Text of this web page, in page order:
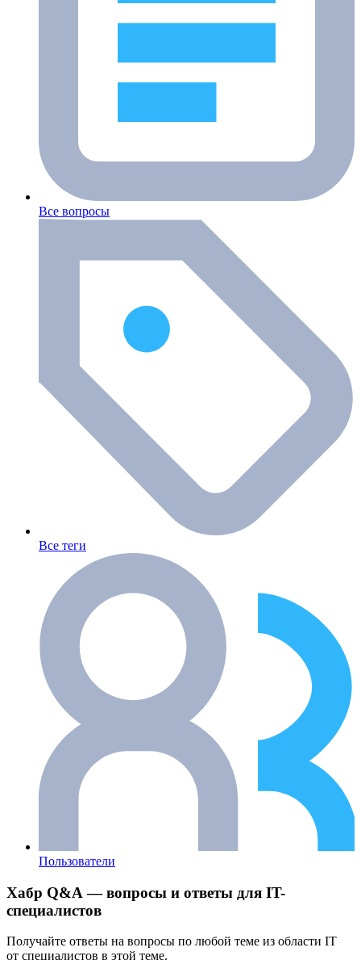
Все вопросы
Все теги
Пользователи
Хабр Q&A — вопросы и ответы для IT-
специалистов
Получайте ответы на вопросы по любой теме из области IT
от специалистов в этой теме.